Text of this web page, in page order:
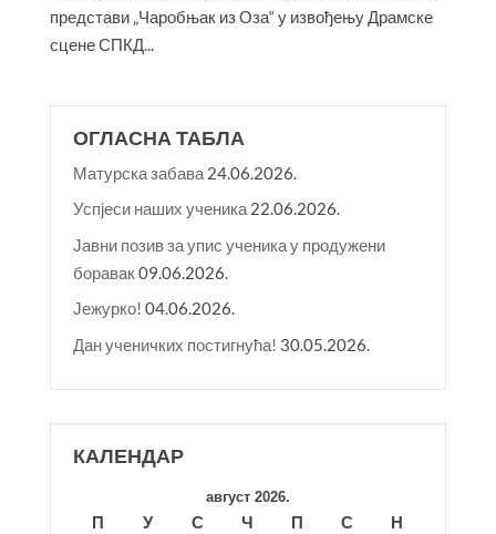
представи „Чаробњак из Оза“ у извођењу Драмске
сцене СПКД...
ОГЛАСНА ТАБЛА
Матурска забава 24.06.2026.
Успјеси наших ученика 22.06.2026.
Јавни позив за упис ученика у продужени
боравак09.06.2026.
Јежурко! 04.06.2026.
Дан ученичких постигнућа! 30.05.2026.
КАЛЕНДАР
август 2026.
П У С Ч П С
Н